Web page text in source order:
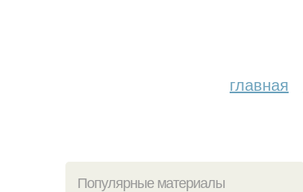
главная
Популярные материалы